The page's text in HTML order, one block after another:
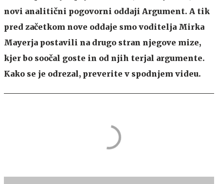
novi analitični pogovorni oddaji Argument. A tik
pred začetkom nove oddaje smo voditelja Mirka
Mayerja postavili na drugo stran njegove mize,
kjer bo soočal goste in od njih terjal argumente.
Kako se je odrezal, preverite v spodnjem videu.